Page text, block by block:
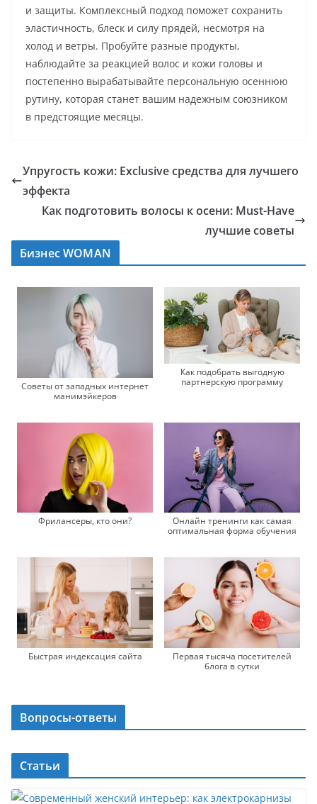
и защиты. Комплексный подход поможет сохранить
эластичность, блеск и силу прядей, несмотря на
холод и ветры. Пробуйте разные продукты,
наблюдайте за реакцией волос и кожи головы и
постепенно вырабатывайте персональную осеннюю
рутину, которая станет вашим надежным союзником
в предстоящие месяцы.
Упругость кожи: Exclusive средства для лучшего
эффекта
Как подготовить волосы к осени: Must-Have
лучшие советы
Бизнес WOMAN
Советы от западных интернет
манимэйкеров
Как подобрать выгодную
партнерскую программу
Фрилансеры, кто они?
Онлайн тренинги как самая
оптимальная форма обучения
Быстрая индексация сайта
Первая тысяча посетителей
блога в сутки
Вопросы-ответы
Статьи